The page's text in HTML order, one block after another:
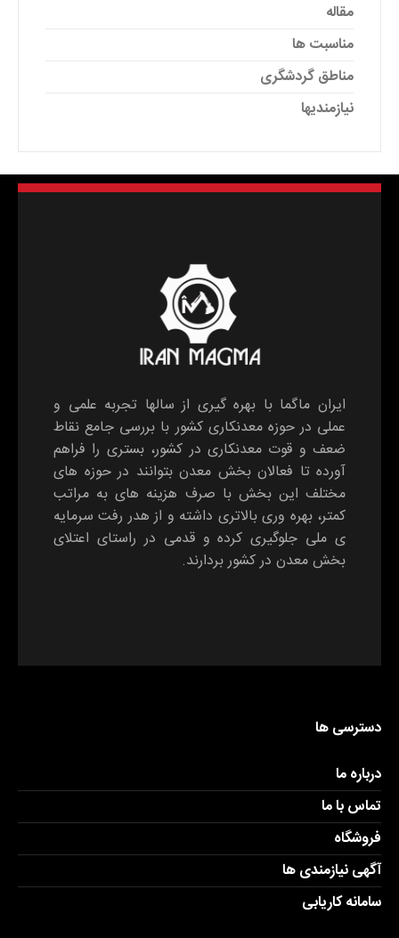
مقاله
مناسبت ها
مناطق گردشگری
نیازمندیها
ایران ماگما با بهره گیری از سالها تجربه علمی و
عملی در حوزه معدنکاری کشور با بررسی جامع نقاط
ضعف و قوت معدنکاری در کشور، بستری را فراهم
آورده تا فعالان بخش معدن بتوانند در حوزه های
مختلف این بخش با صرف هزینه های به مراتب
کمتر، بهره وری بالاتری داشته و از هدر رفت سرمایه
ی ملی جلوگیری کرده و قدمی در راستای اعتلای
بخش معدن در کشور بردارند.
دسترسی ها
درباره ما
تماس با ما
فروشگاه
آگهی نیازمندی ها
سامانه کاریابی